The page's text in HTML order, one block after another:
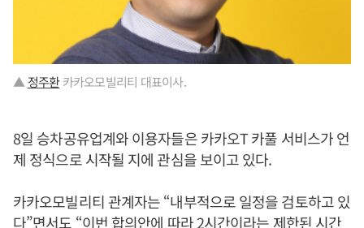
▲정주환카카오모빌리티 대표이사.
8일 승차공유업계와 이용자들은 카카오T 카풀 서비스가 언
제 정식으로 시작될 지에 관심을 보이고 있다.
카카오모빌리티 관계자는 “내부적으로 일정을 검토하고 있
다”면서도 “이번 합의안에 따라 2시간이라는 제한된 시간